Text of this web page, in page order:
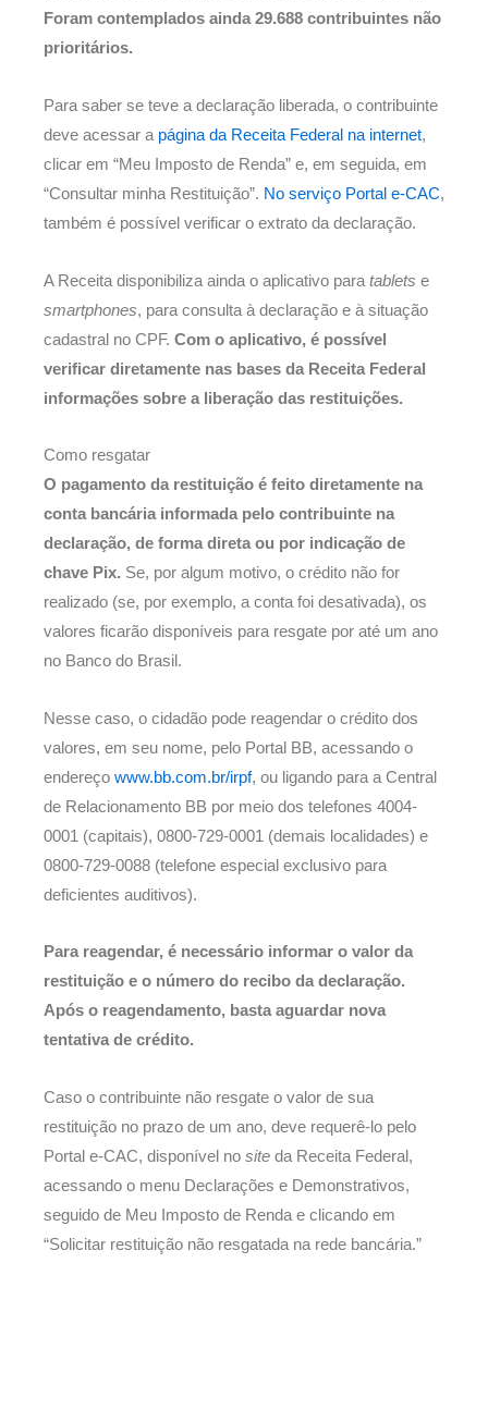
Foram contemplados ainda 29.688 contribuintes não
prioritários.
Para saber se teve a declaração liberada, o contribuinte
deve acessar a página da Receita Federal na internet,
clicar em “Meu Imposto de Renda” e, em seguida, em
“Consultar minha Restituição”. No serviço Portal e-CAC,
também é possível verificar o extrato da declaração.
A Receita disponibiliza ainda o aplicativo para tablets e
smartphones, para consulta à declaração e à situação
cadastral no CPF. Com o aplicativo, é possível
verificar diretamente nas bases da Receita Federal
informações sobre a liberação das restituições.
Como resgatar
O pagamento da restituição é feito diretamente na
conta bancária informada pelo contribuinte na
declaração, de forma direta ou por indicação de
chave Pix. Se, por algum motivo, o crédito não for
realizado (se, por exemplo, a conta foi desativada), os
valores ficarão disponíveis para resgate por até um ano
no Banco do Brasil.
Nesse caso, o cidadão pode reagendar o crédito dos
valores, em seu nome, pelo Portal BB, acessando o
endereço www.bb.com.br/irpf, ou ligando para a Central
de Relacionamento BB por meio dos telefones 4004-
0001 (capitais), 0800-729-0001 (demais localidades) e
0800-729-0088 (telefone especial exclusivo para
deficientes auditivos).
Para reagendar, é necessário informar o valor da
restituição e o número do recibo da declaração.
Após o reagendamento, basta aguardar nova
tentativa de crédito.
Caso o contribuinte não resgate o valor de sua
restituição no prazo de um ano, deve requerê-lo pelo
Portal e-CAC, disponível no site da Receita Federal,
acessando o menu Declarações e Demonstrativos,
seguido de Meu Imposto de Renda e clicando em
“Solicitar restituição não resgatada na rede bancária.”